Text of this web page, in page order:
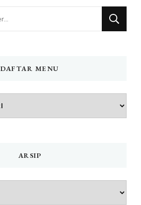
DAFTAR MENU
ARSIP